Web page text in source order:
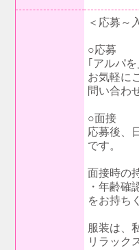
＜応募～
○応募
｢アルパ
お気軽に
問い合わ
○面接
応募後、
です。
面接時の
・年齢確
をお持ち
服装は、
リラック